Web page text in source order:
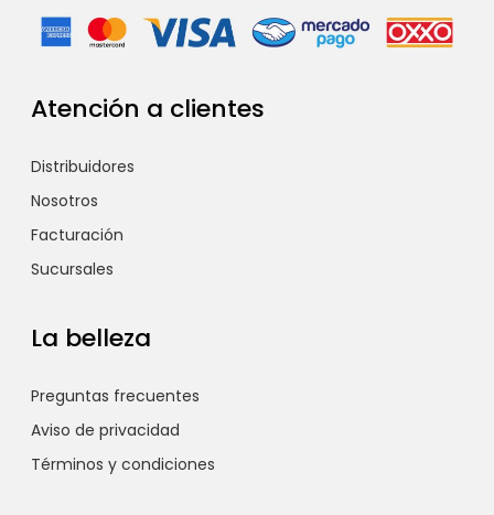
Atención a clientes
Distribuidores
Nosotros
Facturación
Sucursales
La belleza
Preguntas frecuentes
Aviso de privacidad
Términos y condiciones